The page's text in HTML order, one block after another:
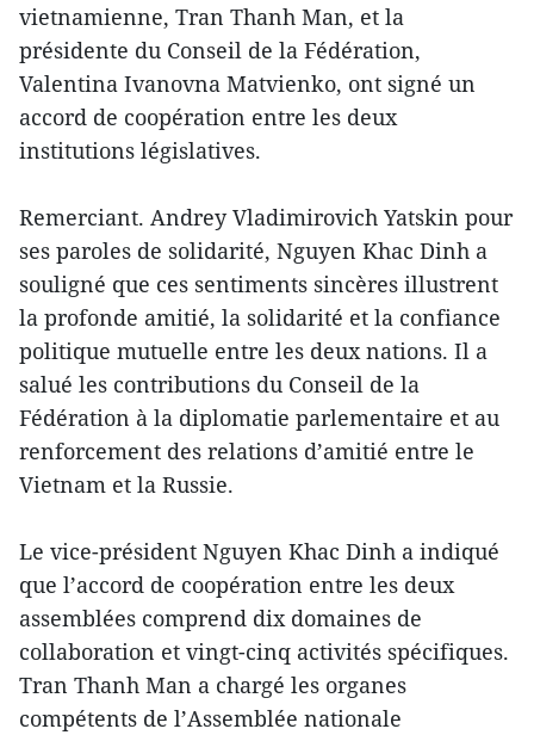
vietnamienne, Tran Thanh Man, et la
présidente du Conseil de la Fédération,
Valentina Ivanovna Matvienko, ont signé un
accord de coopération entre les deux
institutions législatives.
Remerciant. Andrey Vladimirovich Yatskin pour
ses paroles de solidarité, Nguyen Khac Dinh a
souligné que ces sentiments sincères illustrent
la profonde amitié, la solidarité et la confiance
politique mutuelle entre les deux nations. Il a
salué les contributions du Conseil de la
Fédération à la diplomatie parlementaire et au
renforcement des relations d’amitié entre le
Vietnam et la Russie.
Le vice-président Nguyen Khac Dinh a indiqué
que l’accord de coopération entre les deux
assemblées comprend dix domaines de
collaboration et vingt-cinq activités spécifiques.
Tran Thanh Man a chargé les organes
compétents de l’Assemblée nationale